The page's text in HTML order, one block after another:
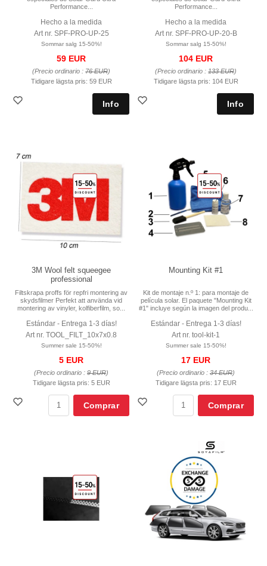
Performance...
Hecho a la medida
Art nr. SPF-PRO-UP-25
Sommar salg 15-50%!
59 EUR
(Precio ordinario : 76 EUR)
Tidigare lägsta pris: 59 EUR
Performance...
Hecho a la medida
Art nr. SPF-PRO-UP-20-B
Sommar salg 15-50%!
104 EUR
(Precio ordinario : 133 EUR)
Tidigare lägsta pris: 104 EUR
3M Wool felt squeegee
professional
Filtskrapa proffs för repfri montering av
skydsfilmer Perfekt att använda vid
montering av vinyler, kolfiberfilm, so...
Estándar - Entrega 1-3 días!
Art nr. TOOL_FILT_10x7x0.8
Summer sale 15-50%!
5 EUR
(Precio ordinario : 9 EUR)
Tidigare lägsta pris: 5 EUR
Comprar
Mounting Kit #1
Kit de montaje n.º 1: para montaje de
película solar. El paquete "Mounting Kit
#1" incluye según la imagen del produ...
Estándar - Entrega 1-3 días!
Art nr. tool-kit-1
Summer sale 15-50%!
17 EUR
(Precio ordinario : 34 EUR)
Tidigare lägsta pris: 17 EUR
Comprar